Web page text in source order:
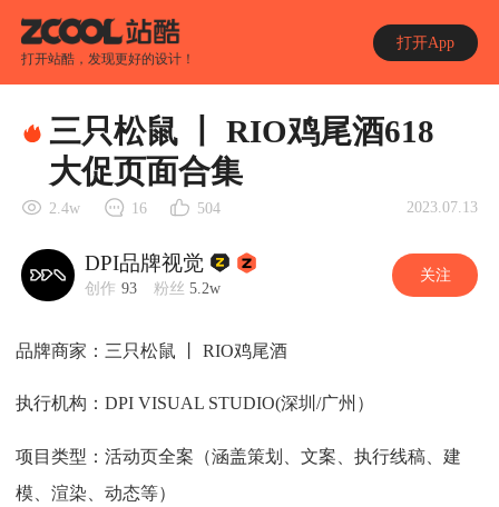
打开站酷，发现更好的设计！
打开App
三只松鼠 丨 RIO鸡尾酒618
大促页面合集
2.4w 16 504 2023.07.13
DPI品牌视觉
创作 93 粉丝 5.2w
关注
品牌商家：三只松鼠 丨 RIO鸡尾酒
执行机构：DPI VISUAL STUDIO(深圳/广州）
项目类型：活动页全案（涵盖策划、文案、执行线稿、建
模、渲染、动态等）